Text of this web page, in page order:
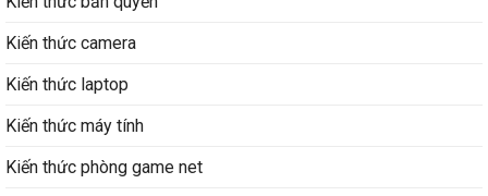
Kiến thức camera
Kiến thức laptop
Kiến thức máy tính
Kiến thức phòng game net